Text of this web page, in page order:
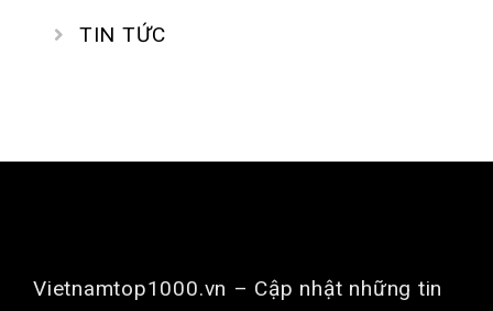
TIN TỨC
Vietnamtop1000.vn – Cập nhật những tin